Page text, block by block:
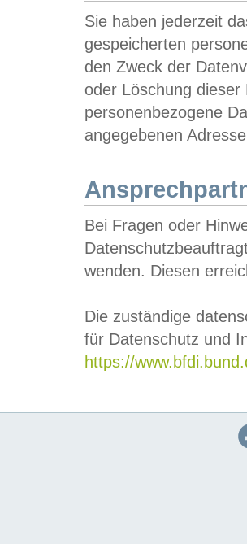
Sie haben jederzeit
gespeicherten
den Zweck der
oder Löschung
personenbezogene
angegebenen
Bei Fragen oder
wenden. Diesen
Die zuständige
für Datenschutz und
https://